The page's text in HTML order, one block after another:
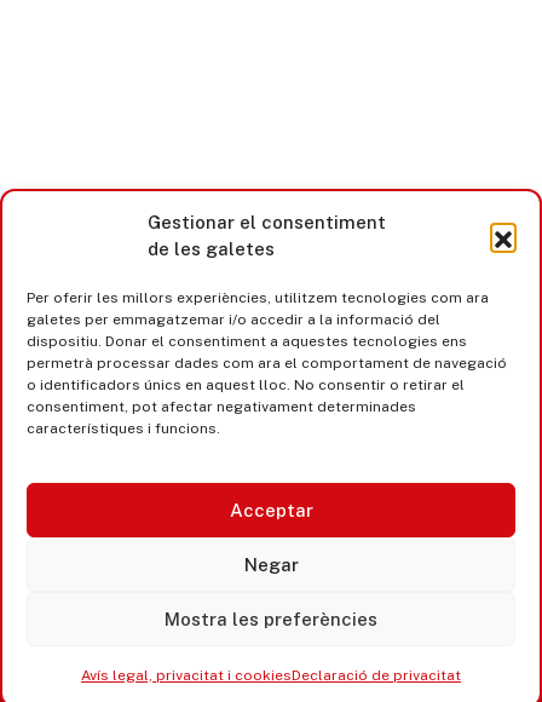
Gestionar el consentiment
de les galetes
Per oferir les millors experiències, utilitzem tecnologies com ara
galetes per emmagatzemar i/o accedir a la informació del
dispositiu. Donar el consentiment a aquestes tecnologies ens
permetrà processar dades com ara el comportament de navegació
o identificadors únics en aquest lloc. No consentir o retirar el
consentiment, pot afectar negativament determinades
característiques i funcions.
Acceptar
Negar
Mostra les preferències
Avís legal, privacitat i cookiesDeclaració de privacitat
Castell d’Aro · Platja d’Aro · S’Agaró
365 www.platjadaro